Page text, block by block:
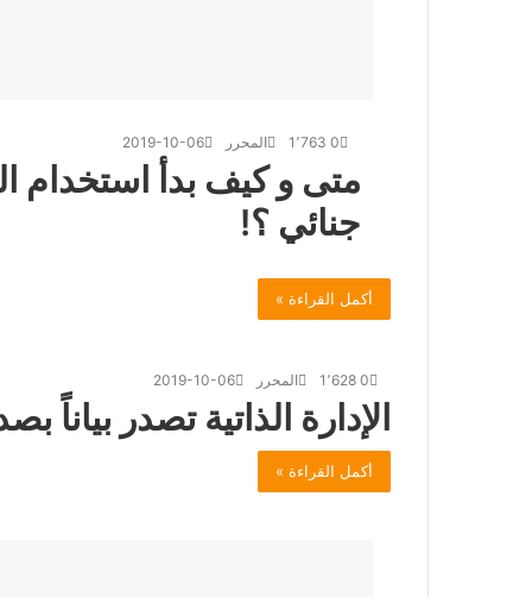
المحرر 2019-10-06 01٬763
متى و كيف بدأ استخدام
جنائي ؟!
أكمل القراءة »
المحرر 2019-10-06 01٬628
الإدارة الذاتية تصدر بياناً
أكمل القراءة »